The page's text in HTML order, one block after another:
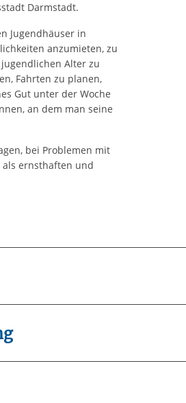
Darmstadt.
Jugendhäuser in
anzumieten, zu
Alter zu
Fahrten zu planen,
Gut unter der Woche
an dem man seine
bei Problemen mit
als ernsthaften und